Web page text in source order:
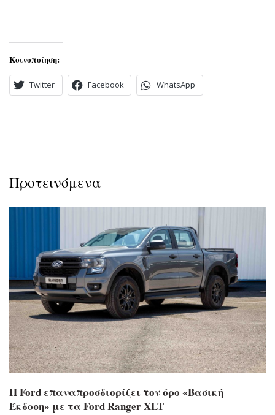
Κοινοποίηση:
Twitter Facebook WhatsApp
Προτεινόμενα
Η Ford επαναπροσδιορίζει τον όρο «Βασική
Έκδοση» με τα Ford Ranger XLT